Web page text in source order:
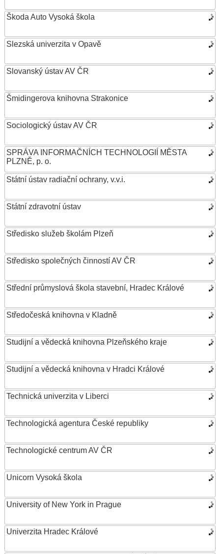
Škoda Auto Vysoká škola
Slezská univerzita v Opavě
Slovanský ústav AV ČR
Šmidingerova knihovna Strakonice
Sociologický ústav AV ČR
SPRÁVA INFORMAČNÍCH TECHNOLOGIÍ MĚSTA
PLZNĚ, p. o.
Státní ústav radiační ochrany, v.v.i.
Státní zdravotní ústav
Středisko služeb školám Plzeň
Středisko společných činností AV ČR
Střední průmyslová škola stavební, Hradec Králové
Středočeská knihovna v Kladně
Studijní a vědecká knihovna Plzeňského kraje
Studijní a vědecká knihovna v Hradci Králové
Technická univerzita v Liberci
Technologická agentura České republiky
Technologické centrum AV ČR
Unicorn Vysoká škola
University of New York in Prague
Univerzita Hradec Králové